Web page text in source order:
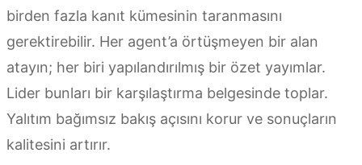
birden fazla kanıt kümesinin taranmasını
gerektirebilir. Her agent’a örtüşmeyen bir alan
atayın; her biri yapılandırılmış bir özet yayımlar.
Lider bunları bir karşılaştırma belgesinde toplar.
Yalıtım bağımsız bakış açısını korur ve sonuçların
kalitesini artırır.